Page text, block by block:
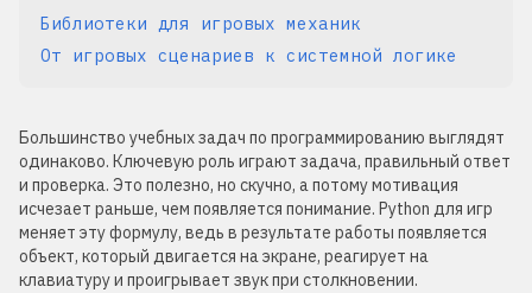
Библиотеки для игровых механик
От игровых сценариев к системной логике
Большинство учебных задач по программированию выглядят
одинаково. Ключевую роль играют задача, правильный ответ
и проверка. Это полезно, но скучно, а потому мотивация
исчезает раньше, чем появляется понимание. Python для игр
меняет эту формулу, ведь в результате работы появляется
объект, который двигается на экране, реагирует на
клавиатуру и проигрывает звук при столкновении.